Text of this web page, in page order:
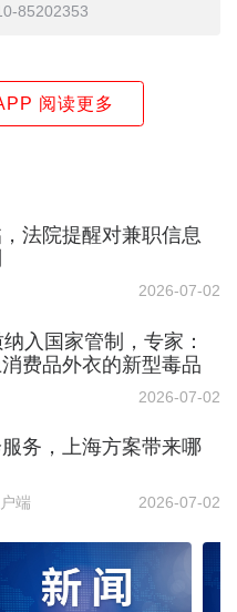
85202353
阅读更多
法院提醒对兼职信息
2026-07-02
入国家管制，专家：
费品外衣的新型毒品
2026-07-02
务，上海方案带来哪
端 2026-07-02